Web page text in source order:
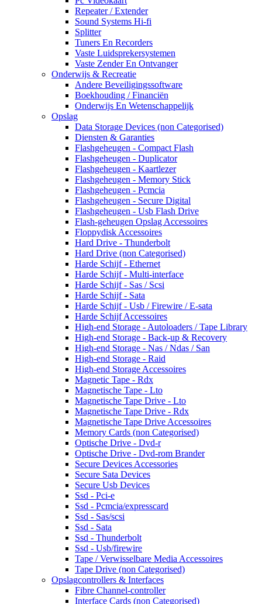
Repeater / Extender
Sound Systems Hi-fi
Splitter
Tuners En Recorders
Vaste Luidsprekersystemen
Vaste Zender En Ontvanger
Onderwijs & Recreatie
Andere Beveiligingssoftware
Boekhouding / Financiën
Onderwijs En Wetenschappelijk
Opslag
Data Storage Devices (non Categorised)
Diensten & Garanties
Flashgeheugen - Compact Flash
Flashgeheugen - Duplicator
Flashgeheugen - Kaartlezer
Flashgeheugen - Memory Stick
Flashgeheugen - Pcmcia
Flashgeheugen - Secure Digital
Flashgeheugen - Usb Flash Drive
Flash-geheugen Opslag Accessoires
Floppydisk Accessoires
Hard Drive - Thunderbolt
Hard Drive (non Categorised)
Harde Schijf - Ethernet
Harde Schijf - Multi-interface
Harde Schijf - Sas / Scsi
Harde Schijf - Sata
Harde Schijf - Usb / Firewire / E-sata
Harde Schijf Accessoires
High-end Storage - Autoloaders / Tape Library
High-end Storage - Back-up & Recovery
High-end Storage - Nas / Ndas / San
High-end Storage - Raid
High-end Storage Accessoires
Magnetic Tape - Rdx
Magnetische Tape - Lto
Magnetische Tape Drive - Lto
Magnetische Tape Drive - Rdx
Magnetische Tape Drive Accessoires
Memory Cards (non Categorised)
Optische Drive - Dvd-r
Optische Drive - Dvd-rom Brander
Secure Devices Accessories
Secure Sata Devices
Secure Usb Devices
Ssd - Pci-e
Ssd - Pcmcia/expresscard
Ssd - Sas/scsi
Ssd - Sata
Ssd - Thunderbolt
Ssd - Usb/firewire
Tape / Verwisselbare Media Accessoires
Tape Drive (non Categorised)
Opslagcontrollers & Interfaces
Fibre Channel-controller
Interface Cards (non Categorised)